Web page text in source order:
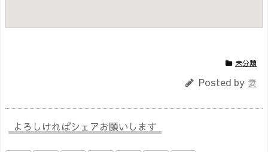
未分類
Posted by 妻
よろしければシェアお願いします